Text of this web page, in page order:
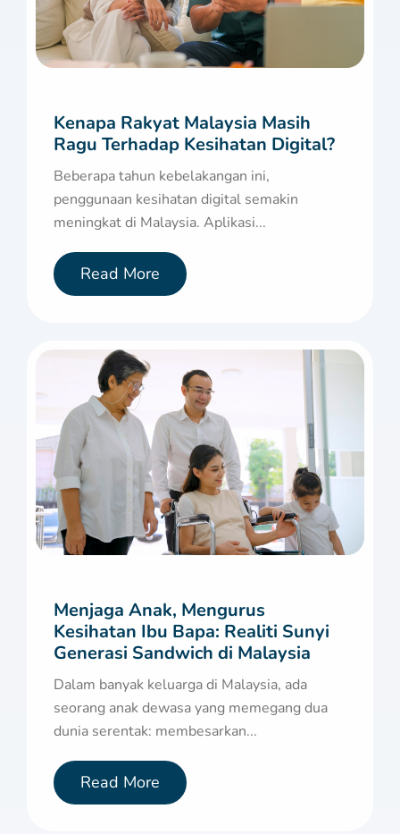
Kenapa Rakyat Malaysia Masih
Ragu Terhadap Kesihatan Digital?
Beberapa tahun kebelakangan ini,
penggunaan kesihatan digital semakin
meningkat di Malaysia. Aplikasi...
Read More
Menjaga Anak, Mengurus
Kesihatan Ibu Bapa: Realiti Sunyi
Generasi Sandwich di Malaysia
Dalam banyak keluarga di Malaysia, ada
seorang anak dewasa yang memegang dua
dunia serentak: membesarkan...
Read More